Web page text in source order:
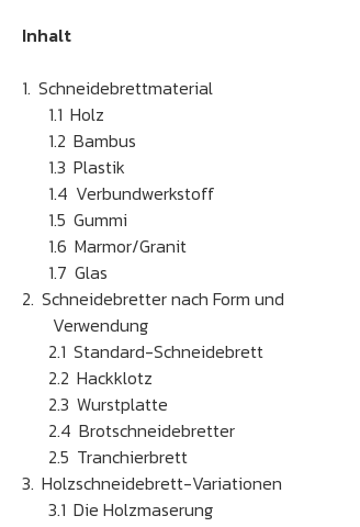
Inhalt
Schneidebrettmaterial
Holz
Bambus
Plastik
Verbundwerkstoff
Gummi
Marmor/Granit
Glas
Schneidebretter nach Form und
Verwendung
Standard-Schneidebrett
Hackklotz
Wurstplatte
Brotschneidebretter
Tranchierbrett
Holzschneidebrett-Variationen
Die Holzmaserung